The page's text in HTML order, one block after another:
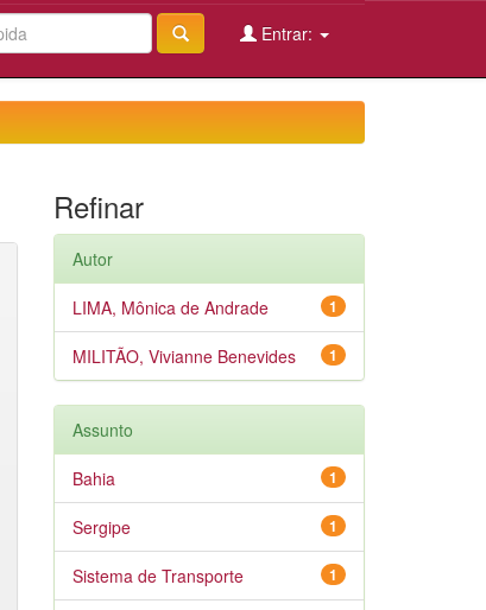
Entrar:
Refinar
Autor
1
LIMA, Mônica de Andrade
1
MILITÃO, Vivianne Benevides
Assunto
1
Bahia
1
Sergipe
1
Sistema de Transporte